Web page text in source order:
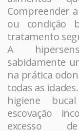
Compreender
ou condição
tratamento
A
sabidamente
na prática
todas as
higiene
escovação
excesso